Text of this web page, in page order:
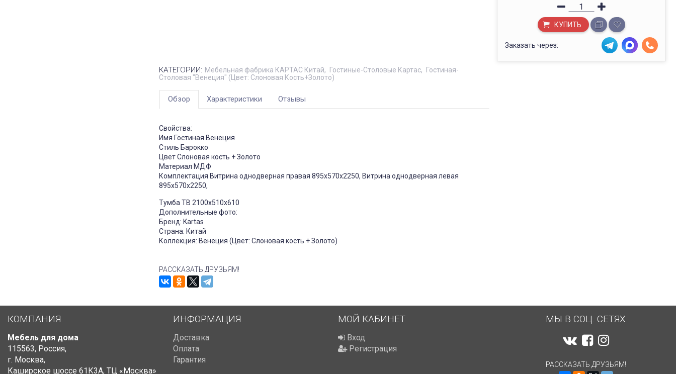
КУПИТЬ
Заказать через:
КАТЕГОРИИ: Мебельная фабрика КАРТАС Китай Гостиные-Столовые Картас
Гостиная-
Столовая "Венеция" (Цвет: Слоновая Кость+Золото)
Обзор Характеристики Отзывы
Свойства:
Имя Гостиная Венеция
Стиль Барокко
Цвет Слоновая кость + Золото
Материал МДФ
Комплектация Витрина однодверная правая 895х570х2250, Витрина однодверная левая
895х570х2250,
Тумба ТВ 2100х510х610
Дополнительные фото:
Бренд: Kartas
Страна: Китай
Коллекция: Венеция (Цвет: Слоновая кость + Золото)
РАССКАЗАТЬ ДРУЗЬЯМ!
КОМПАНИЯ
Мебель для дома
115563, Россия,
г. Москва,
Каширское шоссе 61К3А, ТЦ «Москва»
ИНФОРМАЦИЯ
Доставка
Оплата
Гарантия
МОЙ КАБИНЕТ
Вход
Регистрация
МЫ В СОЦ. СЕТЯХ
РАССКАЗАТЬ ДРУЗЬЯМ!